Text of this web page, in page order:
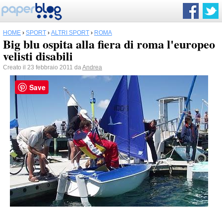
HOME › SPORT › ALTRI SPORT › ROMA
Big blu ospita alla fiera di roma l'europeo
velisti disabili
Creato il 23 febbraio 2011 daAndrea
Save